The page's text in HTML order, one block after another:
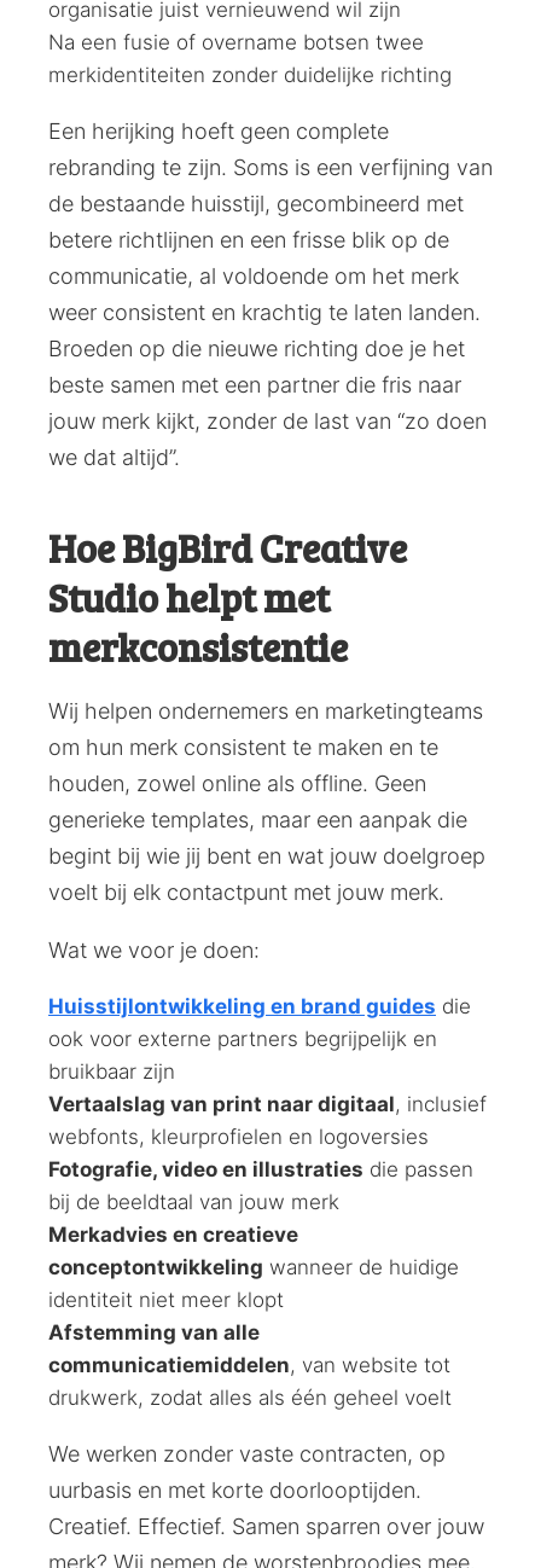
organisatie juist vernieuwend wil zijn
Na een fusie of overname botsen twee
merkidentiteiten zonder duidelijke richting
Een herijking hoeft geen complete
rebranding te zijn. Soms is een verfijning van
de bestaande huisstijl, gecombineerd met
betere richtlijnen en een frisse blik op de
communicatie, al voldoende om het merk
weer consistent en krachtig te laten landen.
Broeden op die nieuwe richting doe je het
beste samen met een partner die fris naar
jouw merk kijkt, zonder de last van “zo doen
we dat altijd”.
Hoe BigBird Creative
Studio helpt met
merkconsistentie
Wij helpen ondernemers en marketingteams
om hun merk consistent te maken en te
houden, zowel online als offline. Geen
generieke templates, maar een aanpak die
begint bij wie jij bent en wat jouw doelgroep
voelt bij elk contactpunt met jouw merk.
Wat we voor je doen:
Huisstijlontwikkeling en brand guides die
ook voor externe partners begrijpelijk en
bruikbaar zijn
Vertaalslag van print naar digitaal, inclusief
webfonts, kleurprofielen en logoversies
Fotografie, video en illustraties die passen
bij de beeldtaal van jouw merk
Merkadvies en creatieve
conceptontwikkeling wanneer de huidige
identiteit niet meer klopt
Afstemming van alle
communicatiemiddelen, van website tot
drukwerk, zodat alles als één geheel voelt
We werken zonder vaste contracten, op
uurbasis en met korte doorlooptijden.
Creatief. Effectief. Samen sparren over jouw
merk? Wij nemen de worstenbroodjes mee.